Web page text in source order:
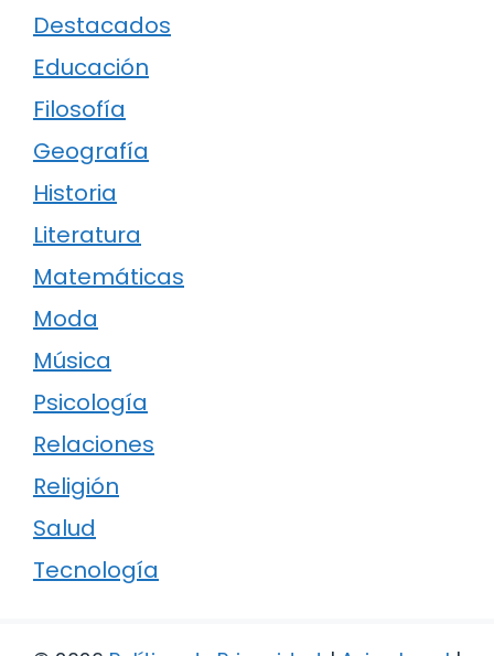
Destacados
Educación
Filosofía
Geografía
Historia
Literatura
Matemáticas
Moda
Música
Psicología
Relaciones
Religión
Salud
Tecnología